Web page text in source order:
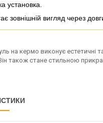
установка.
зовнішній вигляд через
на кермо виконує естетичні
також стане стильною